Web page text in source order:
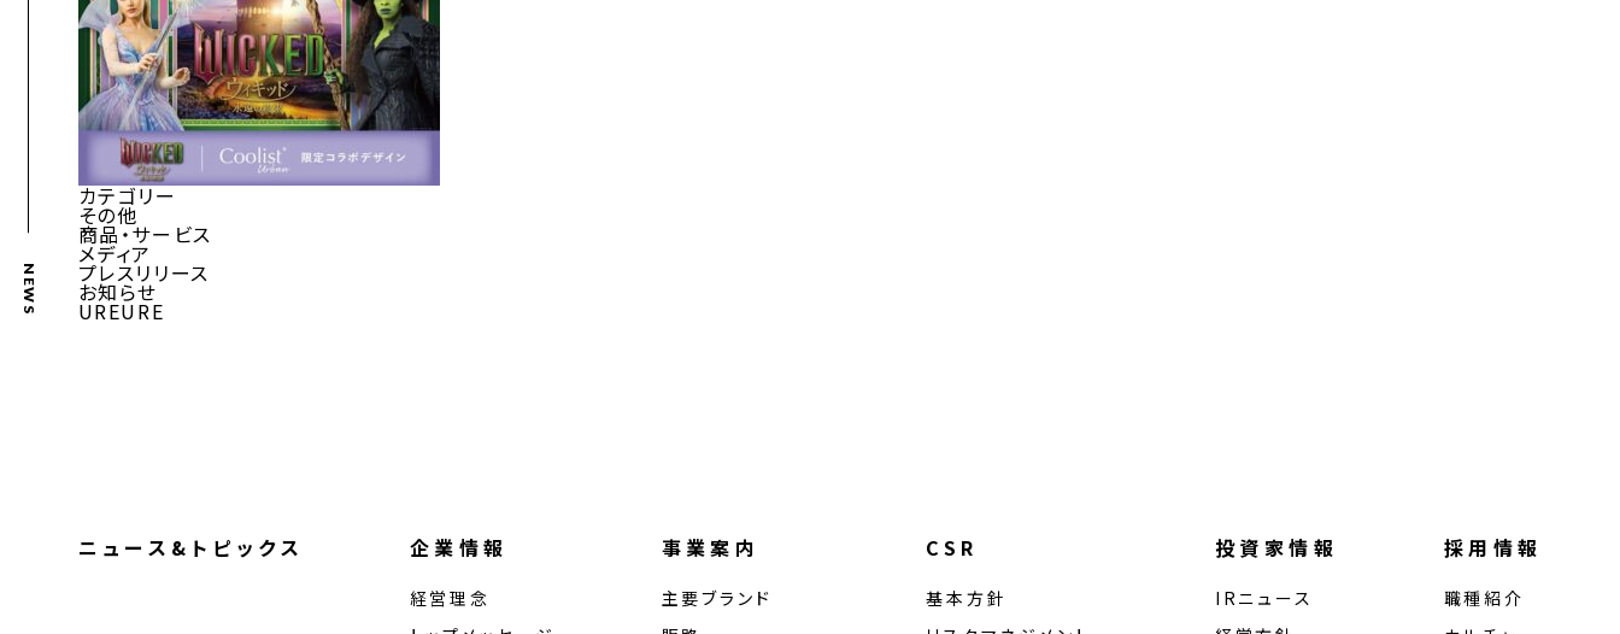
NEWS
カテゴリー
その他
商品・サービス
メディア
プレスリリース
お知らせ
UREURE
ニュース&トピックス 企業情報
経営理念
事業案内
主要ブランド
CSR
基本方針
投資家情報
IRニュース
採用情報
職種紹介